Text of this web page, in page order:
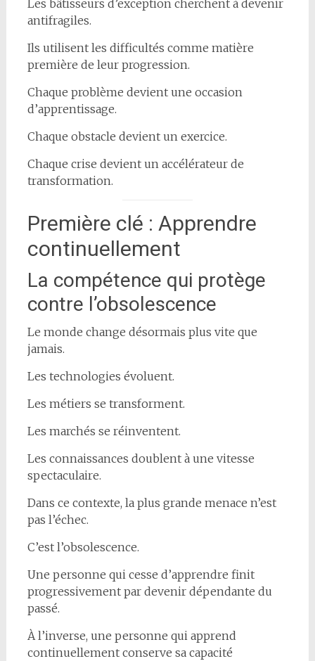
Les bâtisseurs d’exception cherchent à devenir
antifragiles.
Ils utilisent les difficultés comme matière
première de leur progression.
Chaque problème devient une occasion
d’apprentissage.
Chaque obstacle devient un exercice.
Chaque crise devient un accélérateur de
transformation.
Première clé : Apprendre
continuellement
La compétence qui protège
contre l’obsolescence
Le monde change désormais plus vite que
jamais.
Les technologies évoluent.
Les métiers se transforment.
Les marchés se réinventent.
Les connaissances doublent à une vitesse
spectaculaire.
Dans ce contexte, la plus grande menace n’est
pas l’échec.
C’est l’obsolescence.
Une personne qui cesse d’apprendre finit
progressivement par devenir dépendante du
passé.
À l’inverse, une personne qui apprend
continuellement conserve sa capacité